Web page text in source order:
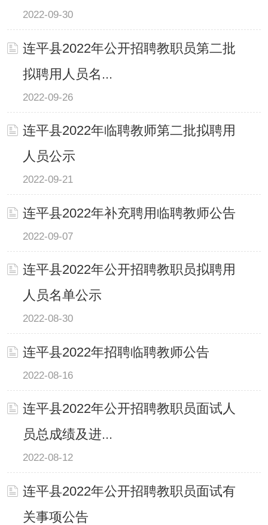
2022-09-30
连平县2022年公开招聘教职员第二批
拟聘用人员名...
2022-09-26
连平县2022年临聘教师第二批拟聘用
人员公示
2022-09-21
连平县2022年补充聘用临聘教师公告
2022-09-07
连平县2022年公开招聘教职员拟聘用
人员名单公示
2022-08-30
连平县2022年招聘临聘教师公告
2022-08-16
连平县2022年公开招聘教职员面试人
员总成绩及进...
2022-08-12
连平县2022年公开招聘教职员面试有
关事项公告